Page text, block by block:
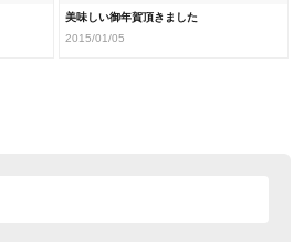
美味しい御年賀頂きました
2015/01/05